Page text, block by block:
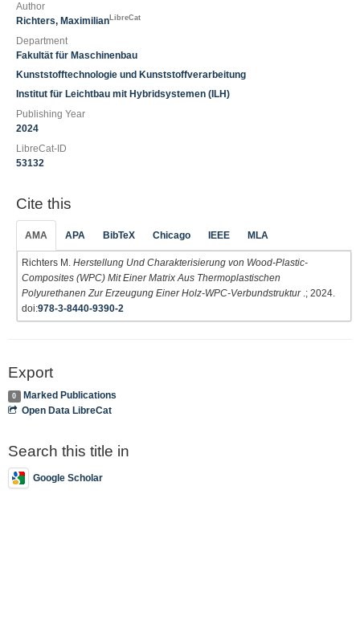
Author
Richters, Maximilian LibreCat
Department
Fakultät für Maschinenbau
Kunststofftechnologie und Kunststoffverarbeitung
Institut für Leichtbau mit Hybridsystemen (ILH)
Publishing Year
2024
LibreCat-ID
53132
Cite this
AMA APA BibTeX Chicago IEEE MLA
Richters M. Herstellung Und Charakterisierung von Wood-Plastic-
Composites (WPC) Mit Einer Matrix Aus Thermoplastischen
Polyurethanen Zur Erzeugung Einer Holz-WPC-Verbundstruktur .; 2024.
doi:978-3-8440-9390-2
Export
0
Marked Publications
Open Data LibreCat
Search this title in
Google Scholar